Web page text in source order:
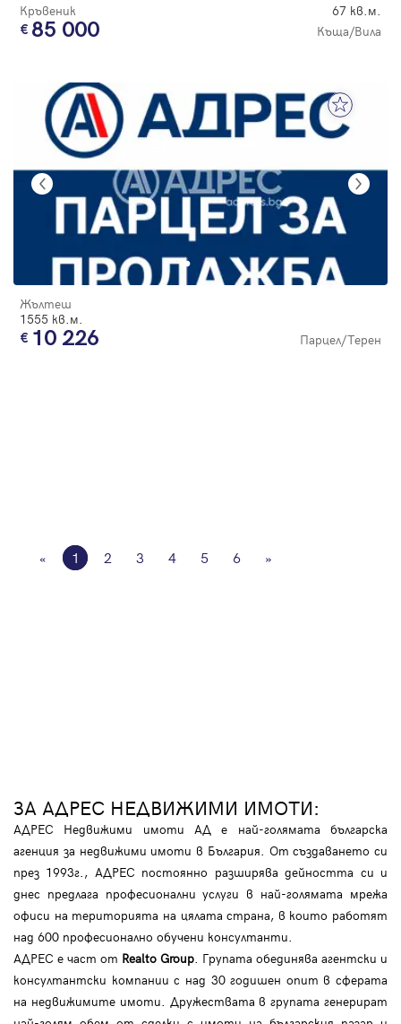
Кръвеник 67 кв.м.
85 000 Къща/Вила
Жълтеш
1555 кв.м.
10 226 Парцел/Терен
« 1 2 3 4 5 6 »
ЗА АДРЕС НЕДВИЖИМИ ИМОТИ:
АДРЕС Недвижими имоти АД е най-голямата българска
агенция за недвижими имоти в България. От създаването си
през 1993г., АДРЕС постоянно разширява дейността си и
днес предлага професионални услуги в най-голямата мрежа
офиси на територията на цялата страна, в които работят
над 600 професионално обучени консултанти.
АДРЕС е част от Realto Group. Групата обединява агентски и
консултантски компании с над 30 годишен опит в сферата
на недвижимите имоти. Дружествата в групата генерират